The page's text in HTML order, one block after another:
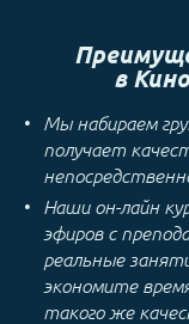
в
Мы набираем
получает
Наши он-лайн
эфиров с
реальные
экономите
такого же